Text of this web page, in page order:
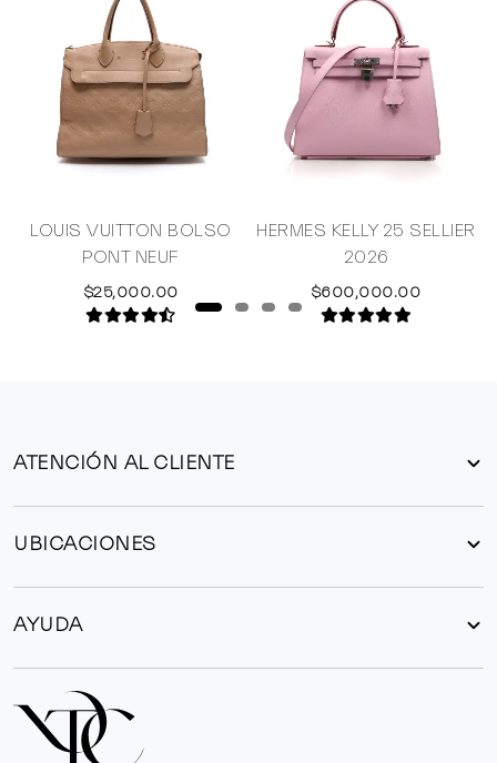
LOUIS VUITTON BOLSO
PONT NEUF
$25,000.00
HERMES KELLY 25 SELLIER
2026
$600,000.00
ATENCIÓN AL CLIENTE
UBICACIONES
AYUDA